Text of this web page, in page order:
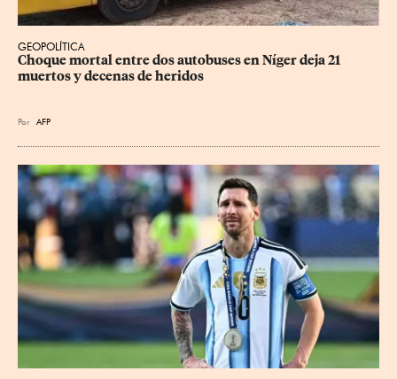
GEOPOLÍTICA
Choque mortal entre dos autobuses en Níger deja 21
muertos y decenas de heridos
Por AFP